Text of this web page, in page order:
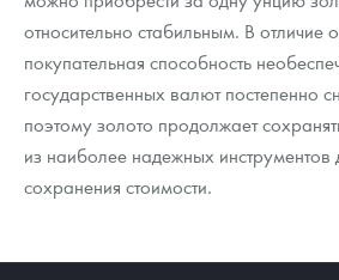
относительно стабильным. В отличие
покупательная способность
государственных валют постепенно
поэтому золото продолжает
из наиболее надежных инструментов
сохранения стоимости.